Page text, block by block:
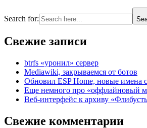
Search for:
Свежие записи
btrfs «уронил» сервер
Mediawiki, закрываемся от ботов
Обновил ESP Home, новые имена
Еще немного про «оффлайновый
Веб-интерфейс к архиву
Свежие комментарии